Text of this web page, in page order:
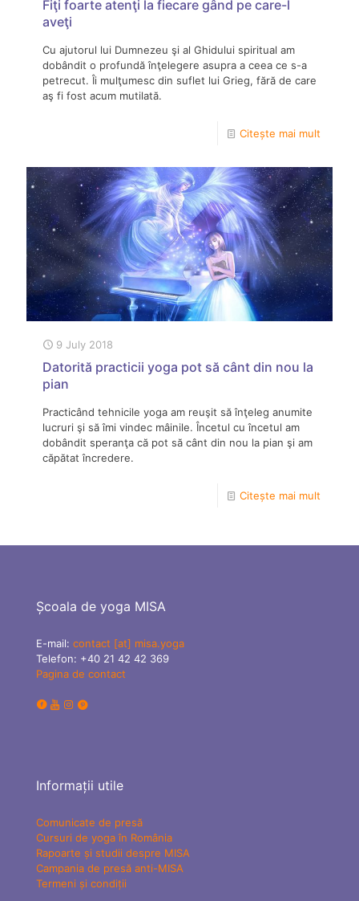
Fiţi foarte atenţi la fiecare gând pe care-l
aveţi
Cu ajutorul lui Dumnezeu şi al Ghidului spiritual am
dobândit o profundă înţelegere asupra a ceea ce s-a
petrecut. Îi mulţumesc din suflet lui Grieg, fără de care
aş fi fost acum mutilată.
Citește mai mult
9 July 2018
Datorită practicii yoga pot să cânt din nou la
pian
Practicând tehnicile yoga am reuşit să înţeleg anumite
lucruri şi să îmi vindec mâinile. Încetul cu încetul am
dobândit speranţa că pot să cânt din nou la pian şi am
căpătat încredere.
Citește mai mult
Școala de yoga MISA
E-mail: contact [at] misa.yoga
Telefon: +40 21 42 42 369
Pagina de contact
Informații utile
Comunicate de presă
Cursuri de yoga în România
Rapoarte și studii despre MISA
Campania de presă anti-MISA
Termeni și condiții